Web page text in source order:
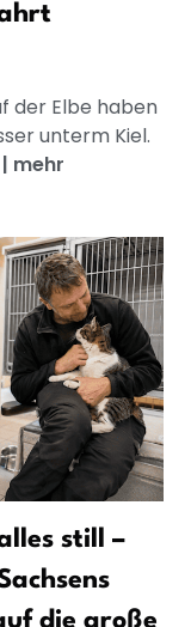
der Elbe haben
unterm Kiel.
| mehr
still –
die große